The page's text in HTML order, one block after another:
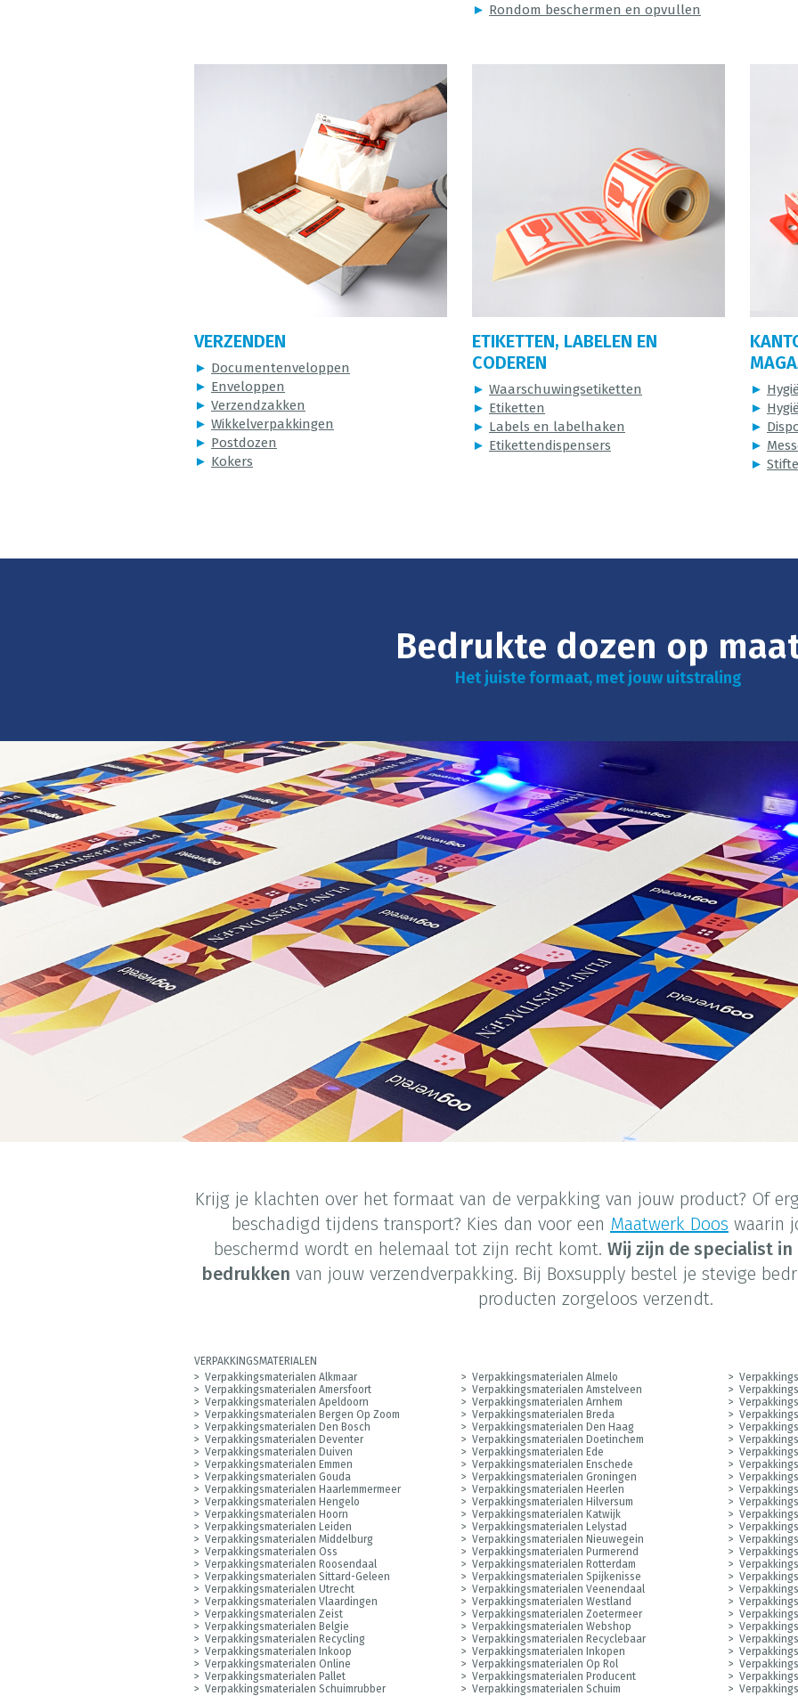
► Rondom beschermen en opvullen
VERZENDEN
► Documentenveloppen
► Enveloppen
► Verzendzakken
► Wikkelverpakkingen
► Postdozen
► Kokers
ETIKETTEN, LABELEN EN
CODEREN
► Waarschuwingsetiketten
► Etiketten
► Labels en labelhaken
► Etikettendispensers
►
►
►
►
►
Bedrukte dozen op
Het juiste formaat, met jouw uitstraling
Krijg je klachten over het formaat van de verpakking van jouw product? Of
beschadigd tijdens transport? Kies dan voor een Maatwerk Doos waarin
beschermd wordt en helemaal tot zijn recht komt. Wij zijn de specialist
bedrukken van jouw verzendverpakking. Bij Boxsupply bestel je stevige
producten zorgeloos verzendt.
VERPAKKINGSMATERIALEN
Verpakkingsmaterialen Alkmaar
Verpakkingsmaterialen Almelo
Verpakkingsmaterialen Amersfoort
Verpakkingsmaterialen Amstelveen
Verpakkingsmaterialen Apeldoorn
Verpakkingsmaterialen Arnhem
Verpakkingsmaterialen Bergen Op Zoom
Verpakkingsmaterialen Breda
Verpakkingsmaterialen Den Bosch
Verpakkingsmaterialen Den Haag
Verpakkingsmaterialen Deventer
Verpakkingsmaterialen Doetinchem
Verpakkingsmaterialen Duiven
Verpakkingsmaterialen Ede
Verpakkingsmaterialen Emmen
Verpakkingsmaterialen Enschede
Verpakkingsmaterialen Gouda
Verpakkingsmaterialen Groningen
Verpakkingsmaterialen Haarlemmermeer
Verpakkingsmaterialen Heerlen
Verpakkingsmaterialen Hengelo
Verpakkingsmaterialen Hilversum
Verpakkingsmaterialen Hoorn
Verpakkingsmaterialen Katwijk
Verpakkingsmaterialen Leiden
Verpakkingsmaterialen Lelystad
Verpakkingsmaterialen Middelburg
Verpakkingsmaterialen Nieuwegein
Verpakkingsmaterialen Oss
Verpakkingsmaterialen Purmerend
Verpakkingsmaterialen Roosendaal
Verpakkingsmaterialen Rotterdam
Verpakkingsmaterialen Sittard-Geleen
Verpakkingsmaterialen Spijkenisse
Verpakkingsmaterialen Utrecht
Verpakkingsmaterialen Veenendaal
Verpakkingsmaterialen Vlaardingen
Verpakkingsmaterialen Westland
Verpakkingsmaterialen Zeist
Verpakkingsmaterialen Zoetermeer
Verpakkingsmaterialen Belgie
Verpakkingsmaterialen Webshop
Verpakkingsmaterialen Recycling
Verpakkingsmaterialen Recyclebaar
Verpakkingsmaterialen Inkoop
Verpakkingsmaterialen Inkopen
Verpakkingsmaterialen Online
Verpakkingsmaterialen Op Rol
Verpakkingsmaterialen Pallet
Verpakkingsmaterialen Producent
Verpakkingsmaterialen Schuimrubber
Verpakkingsmaterialen Schuim